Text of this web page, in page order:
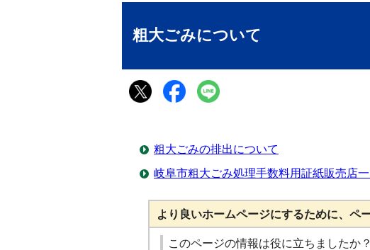
粗大ごみについて
粗大ごみの排出について
岐阜市粗大ごみ処理手数料用証紙販売店
より良いホームページにするために、ペ
このページの情報は役に立ちましたか？